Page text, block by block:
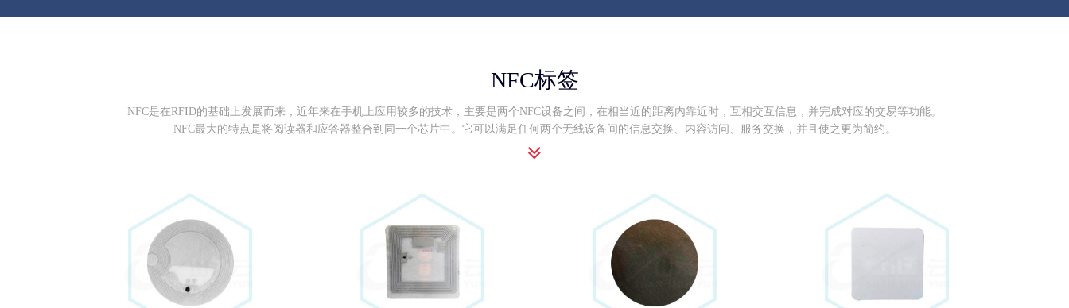
NFC标签
NFC是在RFID的基础上发展而来，近年来在手机上应用较多的技术，主要是两个NFC设备之间，在相当近的距离内靠近时，互相交互信息，并完成对应的交易等功能。
NFC最大的特点是将阅读器和应答器整合到同一个芯片中。它可以满足任何两个无线设备间的信息交换、内容访问、服务交换，并且使之更为简约。